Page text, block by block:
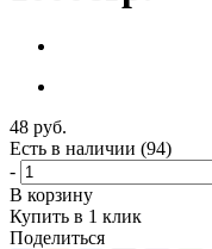
48 руб.
Есть в наличии (94)
-
В корзину
Купить в 1 клик
Поделиться